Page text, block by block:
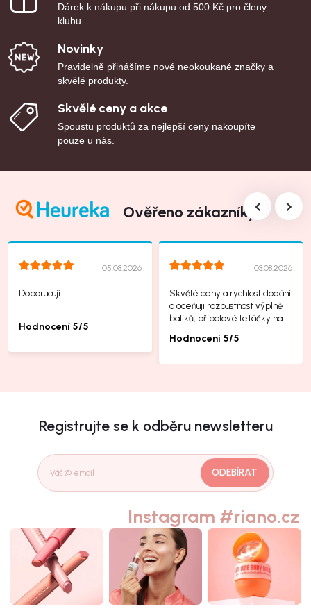
Dárek k nákupu při nákupu od 500 Kč pro členy
klubu.
Novinky
Pravidelně přinášíme nové neokoukané značky a
skvělé produkty.
Skvělé ceny a akce
Spoustu produktů za nejlepší ceny nakoupíte
pouze u nás.
Ověřeno zákazníky
05.08.2026
Doporucuji
Hodnocení 5/5
03.08.2026
Skvělé ceny a rychlost dodání
a oceňuji rozpustnost výplně
balíků, příbalové letáčky na
Hodnocení 5/5
Registrujte se k odběru newsletteru
ODEBÍRAT
Instagram #riano.cz